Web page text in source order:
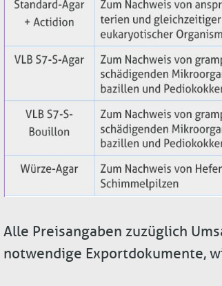
Alle Preisangaben zuzüglich
notwendige Exportdokumente,